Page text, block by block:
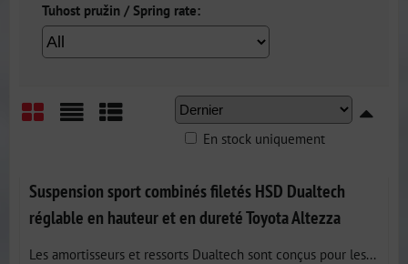
Tuhost pružin / Spring rate:
En stock uniquement
Suspension sport combinés filetés HSD Dualtech
réglable en hauteur et en dureté Toyota Altezza
Les amortisseurs et ressorts Dualtech sont conçus pour les...